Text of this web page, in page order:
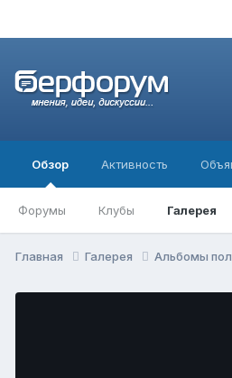
Обзор
Форумы Клубы Галерея
Активность
Главная Галерея Альбомы